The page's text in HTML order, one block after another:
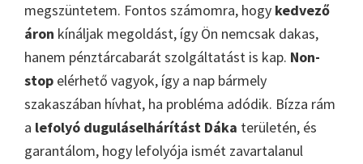
megszüntetem. Fontos számomra, hogy kedvező
áron kínáljak megoldást, így Ön nemcsak dakas,
hanem pénztárcabarát szolgáltatást is kap. Non-
stop elérhető vagyok, így a nap bármely
szakaszában hívhat, ha probléma adódik. Bízza rám
a lefolyó duguláselhárítást Dáka területén, és
garantálom, hogy lefolyója ismét zavartalanul